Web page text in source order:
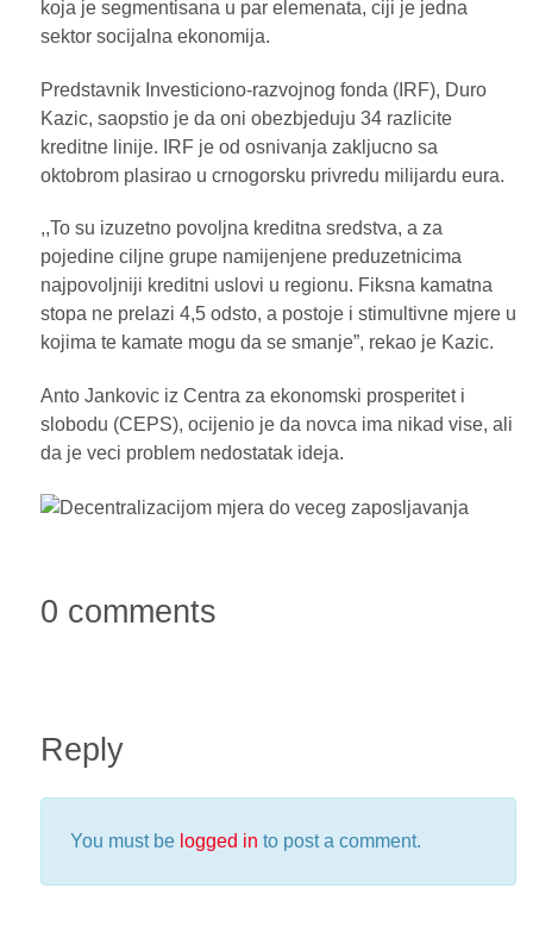
koja je segmentisana u par elemenata, ciji je jedna
sektor socijalna ekonomija.
Predstavnik Investiciono-razvojnog fonda (IRF), Duro
Kazic, saopstio je da oni obezbjeduju 34 razlicite
kreditne linije. IRF je od osnivanja zakljucno sa
oktobrom plasirao u crnogorsku privredu milijardu eura.
,,To su izuzetno povoljna kreditna sredstva, a za
pojedine ciljne grupe namijenjene preduzetnicima
najpovoljniji kreditni uslovi u regionu. Fiksna kamatna
stopa ne prelazi 4,5 odsto, a postoje i stimultivne mjere u
kojima te kamate mogu da se smanje”, rekao je Kazic.
Anto Jankovic iz Centra za ekonomski prosperitet i
slobodu (CEPS), ocijenio je da novca ima nikad vise, ali
da je veci problem nedostatak ideja.
0 comments
Reply
You must be logged in to post a comment.